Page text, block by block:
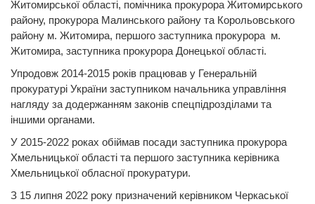
Житомирської області, помічника прокурора Житомирського
району, прокурора Малинського району та Корольовського
району м. Житомира, першого заступника прокурора м.
Житомира, заступника прокурора Донецької області.
Упродовж 2014-2015 років працював у Генеральній
прокуратурі України заступником начальника управління
нагляду за додержанням законів спецпідрозділами та
іншими органами.
У 2015-2022 роках обіймав посади заступника прокурора
Хмельницької області та першого заступника керівника
Хмельницької обласної прокуратури.
З 15 липня 2022 року призначений керівником Черкаської